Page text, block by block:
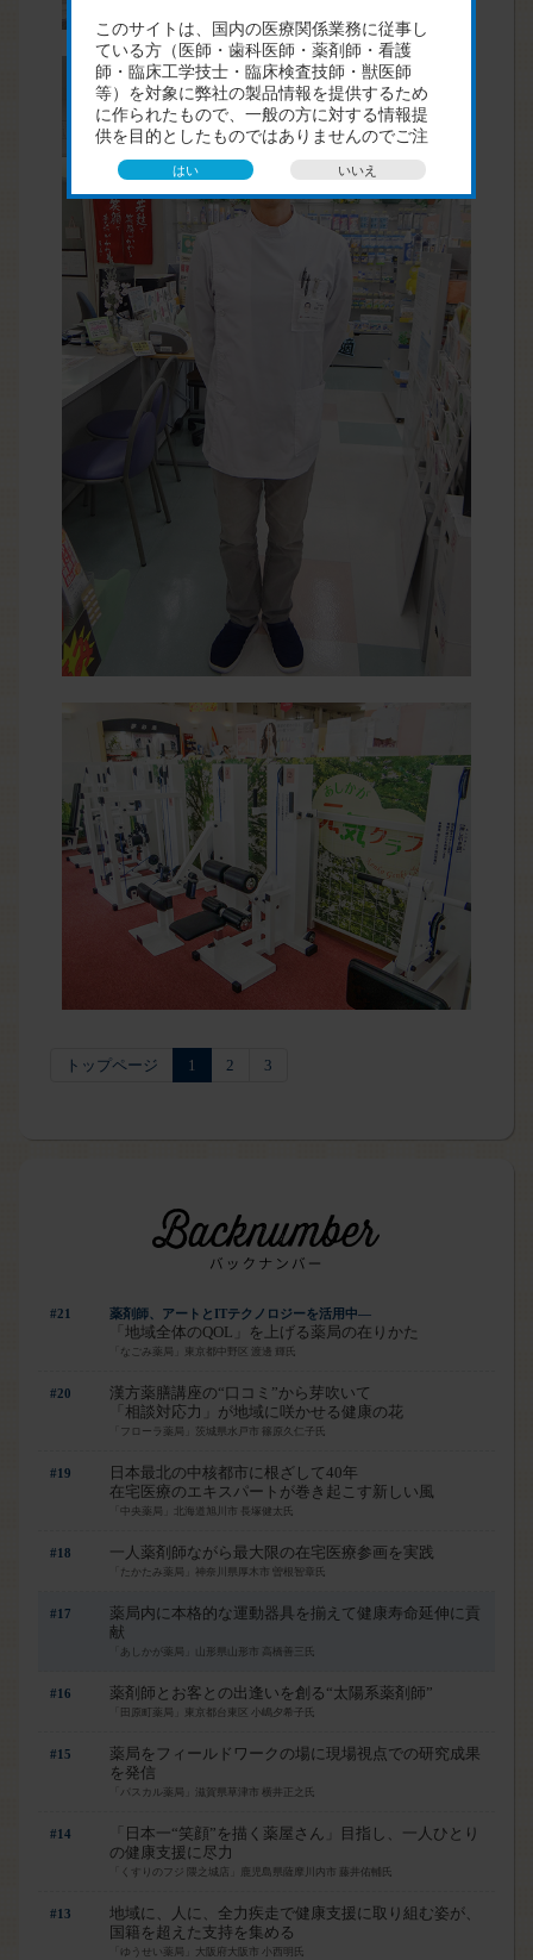
トップページ 1 2 3
#21 薬剤師、アートとITテクノロジーを活用中―
「地域全体のQOL」を上げる薬局の在りかた
「なごみ薬局」東京都中野区 渡邊 輝氏
#20
漢方薬膳講座の“口コミ”から芽吹いて
「相談対応力」が地域に咲かせる健康の花
「フローラ薬局」茨城県水戸市 篠原久仁子氏
#19
日本最北の中核都市に根ざして40年
在宅医療のエキスパートが巻き起こす新しい風
「中央薬局」北海道旭川市 長塚健太氏
#18 一人薬剤師ながら最大限の在宅医療参画を実践
「たかたみ薬局」神奈川県厚木市 曽根智章氏
#17
薬局内に本格的な運動器具を揃えて健康寿命延伸に貢
献
「あしかが薬局」山形県山形市 高橋善三氏
#16 薬剤師とお客との出逢いを創る“太陽系薬剤師”
「田原町薬局」東京都台東区 小嶋夕希子氏
#15
薬局をフィールドワークの場に現場視点での研究成果
を発信
「パスカル薬局」滋賀県草津市 横井正之氏
#14
「日本一“笑顔”を描く薬屋さん」目指し、一人ひとり
の健康支援に尽力
「くすりのフジ 隈之城店」鹿児島県薩摩川内市 藤井佑輔氏
#13
地域に、人に、全力疾走で健康支援に取り組む姿が、
国籍を超えた支持を集める
「ゆうせい薬局」大阪府大阪市 小西明氏